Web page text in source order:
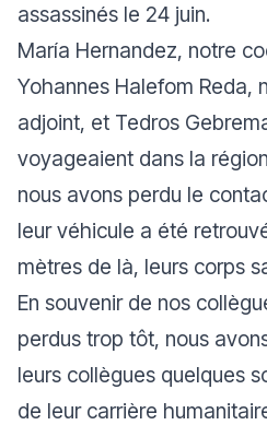
assassinés le 24 juin.
María Hernandez, notre
Yohannes Halefom Reda,
adjoint, et Tedros
voyageaient dans la
nous avons perdu le
leur véhicule a été
mètres de là, leurs corps
En souvenir de nos
perdus trop tôt, nous
leurs collègues quelques
de leur carrière